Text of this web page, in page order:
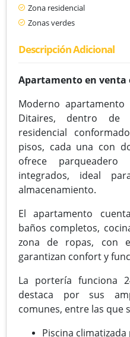
Zona residencial
Zonas verdes
Descripción Adicional
Apartamento en venta
Moderno
Ditaires, dentro de
residencial
pisos, cada una con
ofrece
integrados, ideal
almacenamiento.
El apartamento
baños completos,
zona de ropas, con
garantizan confort y
La portería funciona
destaca por sus
comunes, entre las que
Piscina